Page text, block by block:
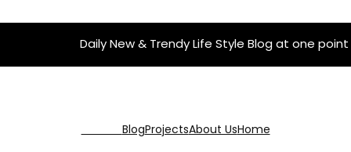
Daily New & Trendy Life Style Blog at one point
Home
About Us
Projects
Blog